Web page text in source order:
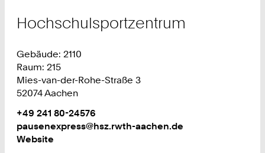
Hochschulsportzentrum
Gebäude: 2110
Raum: 215
Mies-van-der-Rohe-Straße 3
52074 Aachen
Work
Telefon:
+
4
+49 241 80-24576
Work
pausenexpress@hsz.rwth-aachen.de
Website